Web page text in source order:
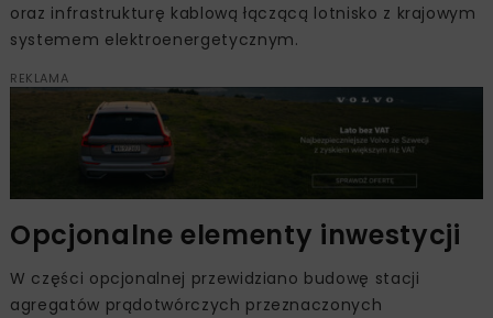
oraz infrastrukturę kablową łączącą lotnisko z krajowym
systemem elektroenergetycznym.
REKLAMA
Opcjonalne elementy inwestycji
W części opcjonalnej przewidziano budowę stacji
agregatów prądotwórczych przeznaczonych